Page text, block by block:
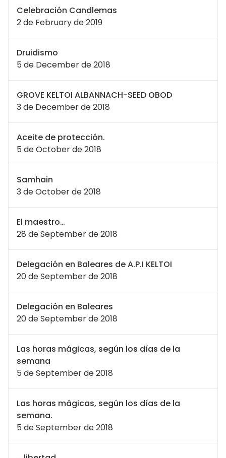
Celebración Candlemas
2 de February de 2019
Druidismo
5 de December de 2018
GROVE KELTOI ALBANNACH-SEED OBOD
3 de December de 2018
Aceite de protección.
5 de October de 2018
Samhain
3 de October de 2018
El maestro…
28 de September de 2018
Delegación en Baleares de A.P.I KELTOI
20 de September de 2018
Delegación en Baleares
20 de September de 2018
Las horas mágicas, según los días de la
semana
5 de September de 2018
Las horas mágicas, según los días de la
semana.
5 de September de 2018